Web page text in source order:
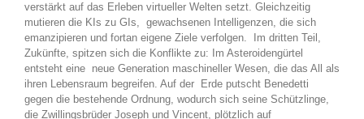
verstärkt auf das Erleben virtueller Welten setzt. Gleichzeitig
mutieren die KIs zu GIs, gewachsenen Intelligenzen, die sich
emanzipieren und fortan eigene Ziele verfolgen. Im dritten Teil,
Zukünfte, spitzen sich die Konflikte zu: Im Asteroidengürtel
entsteht eine neue Generation maschineller Wesen, die das All als
ihren Lebensraum begreifen. Auf der Erde putscht Benedetti
gegen die bestehende Ordnung, wodurch sich seine Schützlinge,
die Zwillingsbrüder Joseph und Vincent, plötzlich auf